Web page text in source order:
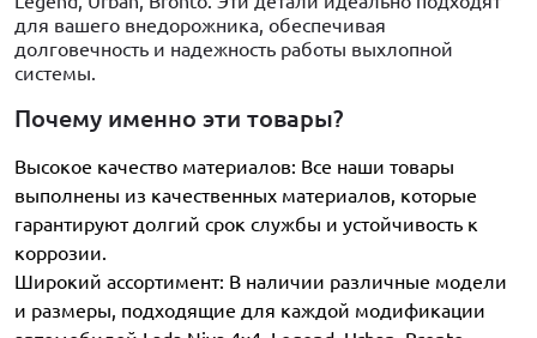
для вашего внедорожника, обеспечивая
долговечность и надежность работы выхлопной
системы.
Почему именно эти товары?
Высокое качество материалов: Все наши товары
выполнены из качественных материалов, которые
гарантируют долгий срок службы и устойчивость к
коррозии.
Широкий ассортимент: В наличии различные модели
и размеры, подходящие для каждой модификации